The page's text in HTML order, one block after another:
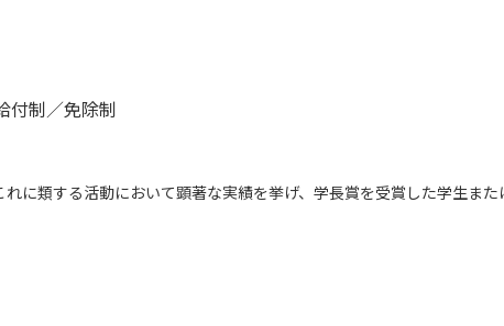
付制／免除制
に類する活動において顕著な実績を挙げ、学長賞を受賞した学生ま